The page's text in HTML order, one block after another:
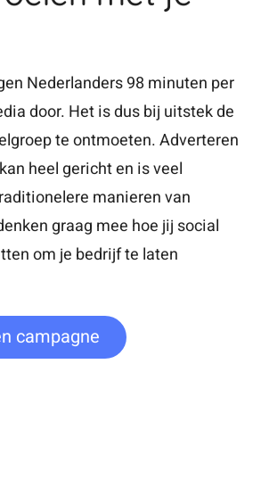
Nederlanders 98 minuten per
door. Het is dus bij uitstek de
te ontmoeten. Adverteren
heel gericht en is veel
manieren van
graag mee hoe jij social
om je bedrijf te laten
campagne